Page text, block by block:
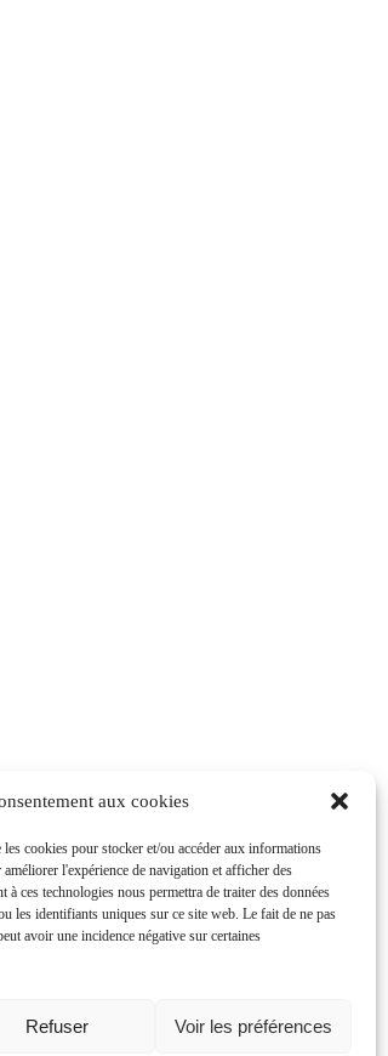
aux cookies
cookies pour stocker et/ou accéder aux informations
l'expérience de navigation et afficher des
à ces technologies nous permettra de traiter des données
les identifiants uniques sur ce site web. Le fait de ne pas
avoir une incidence négative sur certaines
Refuser Voir les préférences